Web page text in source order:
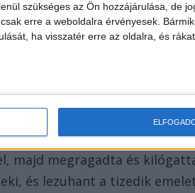
szükséges az Ön hozzájárulása, de
erre a weboldalra érvényesek.
ha visszatér erre az oldalra, és
az ablakot. Mikor egy rokon
majd megragadta és
és lezuhant a tizedik